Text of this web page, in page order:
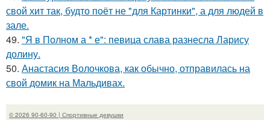
свой хит так, будто поёт не "для Картинки", а для людей в
зале.
49. "Я в Полном а * е": певица слава разнесла Ларису
долину.
50. Анастасия Волочкова, как обычно, отправилась на
свой домик на Мальдивах.
© 2026 90-60-90 | Спортивные девушки